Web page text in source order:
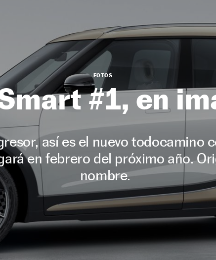
FOTOS
#1, en
así es el nuevo todocamino
en febrero del próximo año.
nombre.